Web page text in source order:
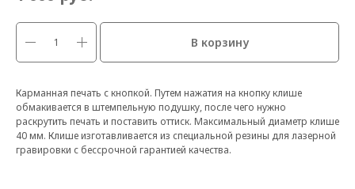
В корзину
Карманная печать с кнопкой. Путем нажатия на кнопку клише
обмакивается в штемпельную подушку, после чего нужно
раскрутить печать и поставить оттиск. Максимальный диаметр клише
40 мм. Клише изготавливается из специальной резины для лазерной
гравировки с бессрочной гарантией качества.